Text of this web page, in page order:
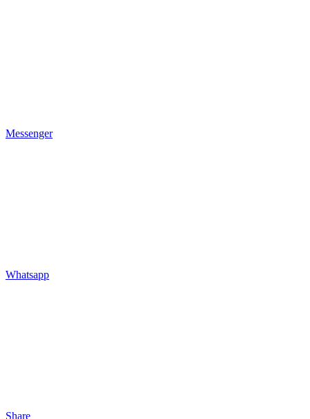
Messenger
Whatsapp
Share